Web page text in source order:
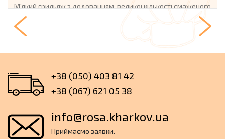
М'який грильяж з додованням великої кількості смаженого
арахісу, карамельної нуги та кондит...
+38 (050) 403 81 42
+38 (067) 621 05 38
info@rosa.kharkov.ua
Приймаємо заявки.